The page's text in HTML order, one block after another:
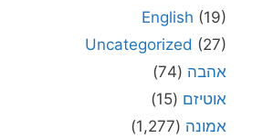
English (19)
Uncategorized (27)
אהבה (74)
אוטיזם (15)
אמונה (1,277)